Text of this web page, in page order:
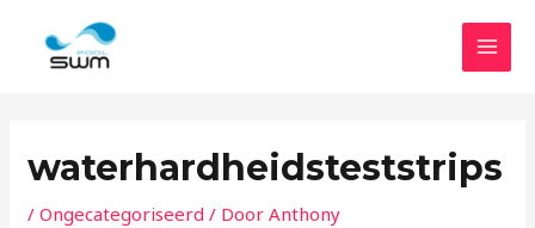
waterhardheidsteststrips
/Ongecategoriseerd / DoorAnthony